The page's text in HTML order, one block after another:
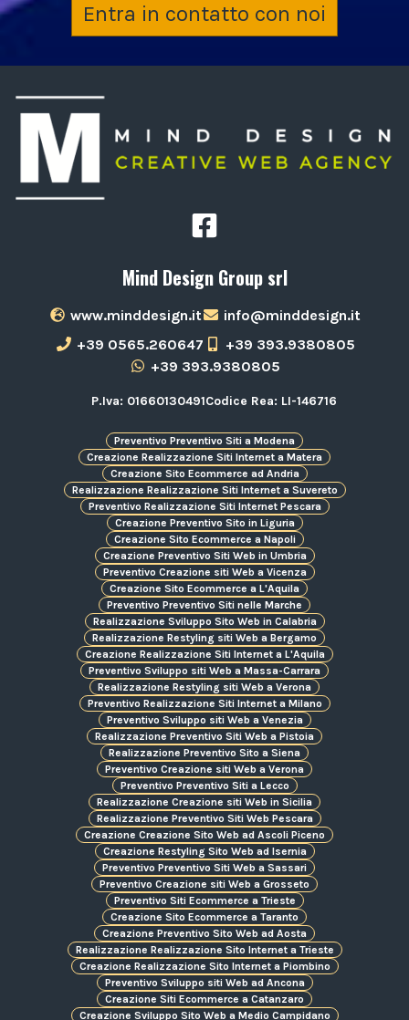
Entra in contatto con noi
Mind Design Group srl
www.minddesign.it
info@minddesign.it
+39 0565.260647
+39 393.9380805
+39 393.9380805
P.Iva: 01660130491Codice Rea: LI-146716
Preventivo Preventivo Siti a Modena
Creazione Realizzazione Siti Internet a Matera
Creazione Sito Ecommerce ad Andria
Realizzazione Realizzazione Siti Internet a Suvereto
Preventivo Realizzazione Siti Internet Pescara
Creazione Preventivo Sito in Liguria
Creazione Sito Ecommerce a Napoli
Creazione Preventivo Siti Web in Umbria
Preventivo Creazione siti Web a Vicenza
Creazione Sito Ecommerce a L'Aquila
Preventivo Preventivo Siti nelle Marche
Realizzazione Sviluppo Sito Web in Calabria
Realizzazione Restyling siti Web a Bergamo
Creazione Realizzazione Siti Internet a L'Aquila
Preventivo Sviluppo siti Web a Massa-Carrara
Realizzazione Restyling siti Web a Verona
Preventivo Realizzazione Siti Internet a Milano
Preventivo Sviluppo siti Web a Venezia
Realizzazione Preventivo Siti Web a Pistoia
Realizzazione Preventivo Sito a Siena
Preventivo Creazione siti Web a Verona
Preventivo Preventivo Siti a Lecco
Realizzazione Creazione siti Web in Sicilia
Realizzazione Preventivo Siti Web Pescara
Creazione Creazione Sito Web ad Ascoli Piceno
Creazione Restyling Sito Web ad Isernia
Preventivo Preventivo Siti Web a Sassari
Preventivo Creazione siti Web a Grosseto
Preventivo Siti Ecommerce a Trieste
Creazione Sito Ecommerce a Taranto
Creazione Preventivo Sito Web ad Aosta
Realizzazione Realizzazione Sito Internet a Trieste
Creazione Realizzazione Sito Internet a Piombino
Preventivo Sviluppo siti Web ad Ancona
Creazione Siti Ecommerce a Catanzaro
Creazione Sviluppo Sito Web a Medio Campidano